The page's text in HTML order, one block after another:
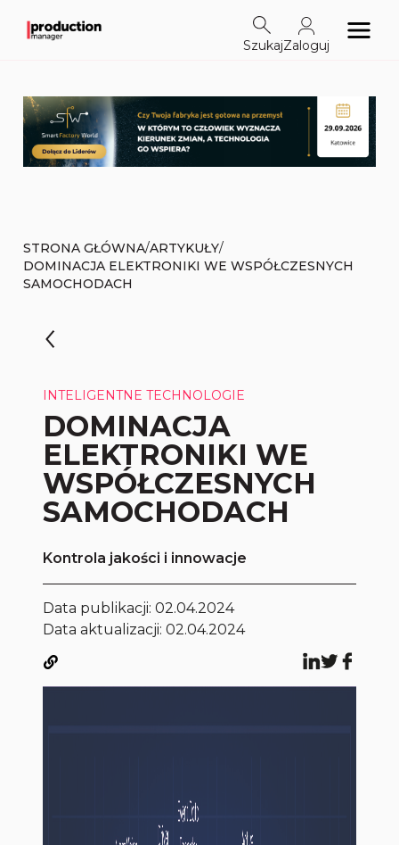
SzukajZaloguj
STRONA GŁÓWNA/ARTYKUŁY/
DOMINACJA ELEKTRONIKI WE WSPÓŁCZESNYCH
SAMOCHODACH
INTELIGENTNE TECHNOLOGIE
DOMINACJA
ELEKTRONIKI WE
WSPÓŁCZESNYCH
SAMOCHODACH
Kontrola jakości i innowacje
Data publikacji:02.04.2024
Data aktualizacji: 02.04.2024